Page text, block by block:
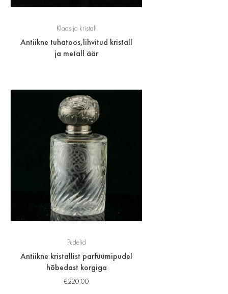
Klaas ja kristall
Antiikne tuhatoos,lihvitud kristall
ja metall äär
Pudelid
Antiikne kristallist parfüümipudel
hõbedast korgiga
€220.00